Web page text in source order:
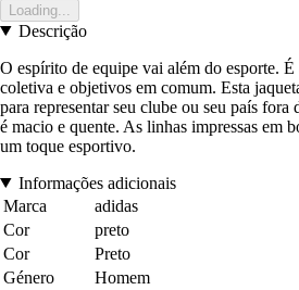
Loading...
Descrição
O espírito de equipe vai além do esporte. É
coletiva e objetivos em comum. Esta
para representar seu clube ou seu país
é macio e quente. As linhas impressas em
um toque esportivo.
Informações adicionais
Marca
adidas
Cor
preto
Cor
Preto
Género
Homem